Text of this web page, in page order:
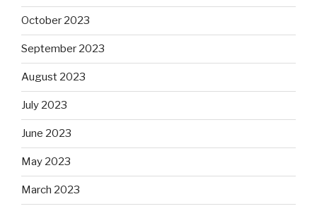
October 2023
September 2023
August 2023
July 2023
June 2023
May 2023
March 2023